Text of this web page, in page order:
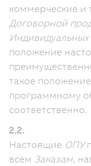
коммерческие и
Договорной
Индивидуальных
положение
такое
программному
соответственно.
2.2.
Настоящие ОПУ
всем Заказам,